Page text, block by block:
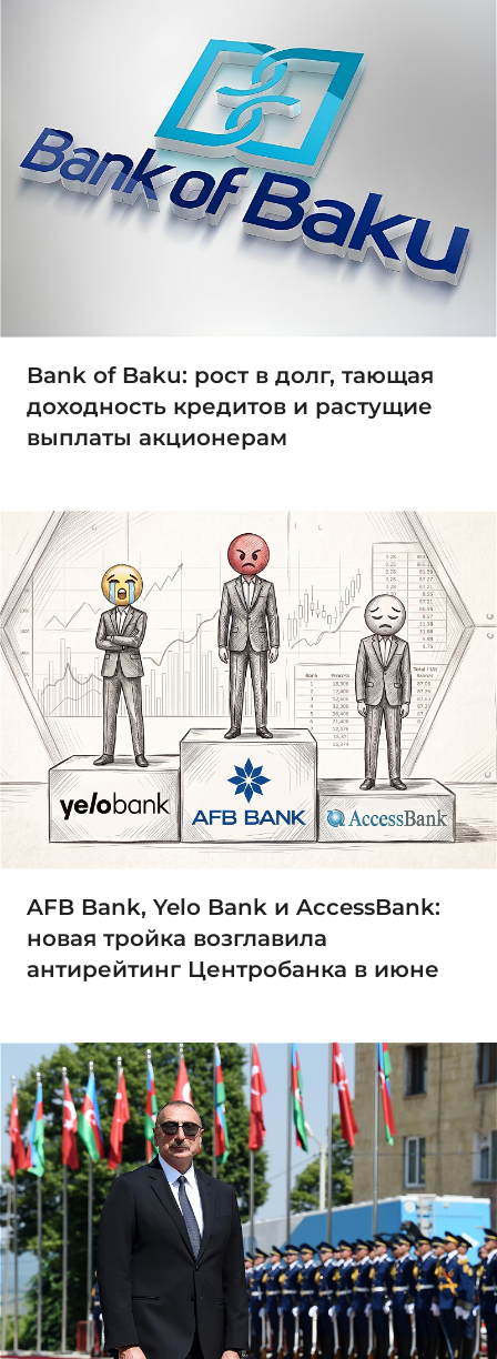
Bank of Baku: рост в долг, тающая
доходность кредитов и растущие
выплаты акционерам
AFB Bank, Yelo Bank и AccessBank:
новая тройка возглавила
антирейтинг Центробанка в июне